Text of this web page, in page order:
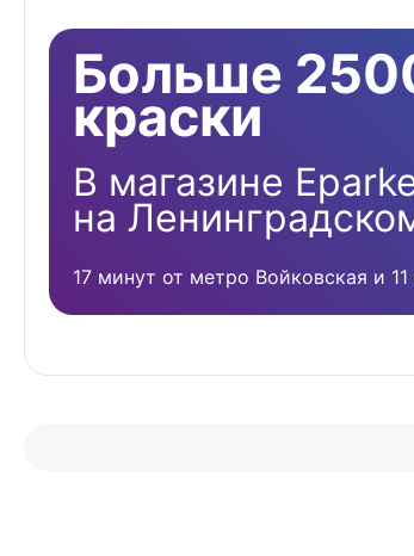
Больше
краски
В магазине
на
17 минут от метро Войковская и